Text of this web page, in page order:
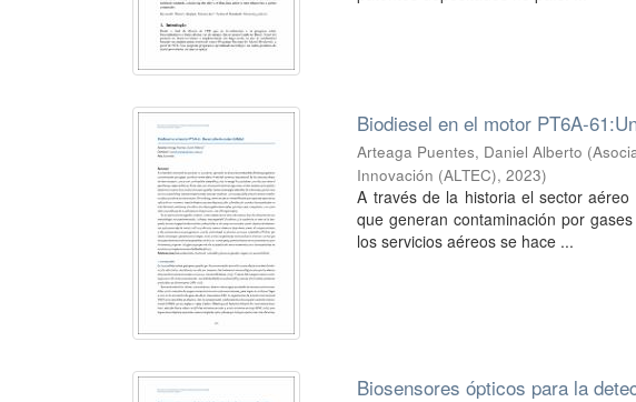
Biodiesel en el motor PT6A-
Arteaga Puentes, Daniel Alberto (
Innovación (ALTEC),2023)
A través de la historia el sector
que generan contaminación por
los servicios aéreos se hace ...
Biosensores ópticos para la